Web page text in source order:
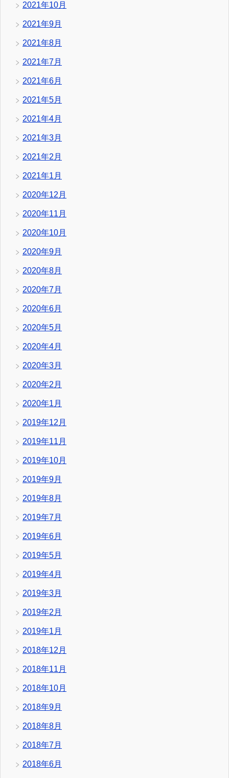
2021年10月
2021年9月
2021年8月
2021年7月
2021年6月
2021年5月
2021年4月
2021年3月
2021年2月
2021年1月
2020年12月
2020年11月
2020年10月
2020年9月
2020年8月
2020年7月
2020年6月
2020年5月
2020年4月
2020年3月
2020年2月
2020年1月
2019年12月
2019年11月
2019年10月
2019年9月
2019年8月
2019年7月
2019年6月
2019年5月
2019年4月
2019年3月
2019年2月
2019年1月
2018年12月
2018年11月
2018年10月
2018年9月
2018年8月
2018年7月
2018年6月